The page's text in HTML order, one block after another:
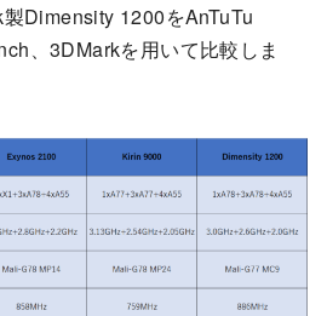
Dimensity 1200をAnTuTu
、3DMarkを用いて比較しま